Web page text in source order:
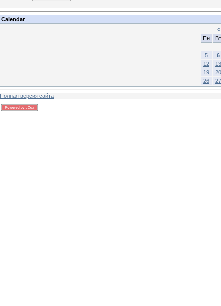
Calendar
«
Пн
Вт
5
6
12
13
19
20
26
27
Полная версия сайта